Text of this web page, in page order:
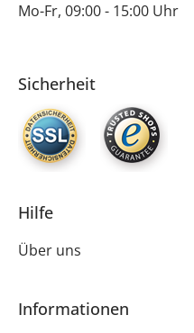
Mo-Fr, 09:00 - 15:00 Uhr
Sicherheit
Hilfe
Über uns
Informationen